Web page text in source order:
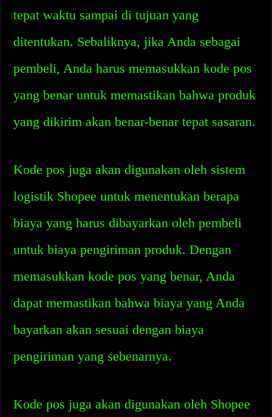
tepat waktu sampai di tujuan yang
ditentukan. Sebaliknya, jika Anda sebagai
pembeli, Anda harus memasukkan kode pos
yang benar untuk memastikan bahwa produk
yang dikirim akan benar-benar tepat sasaran.
Kode pos juga akan digunakan oleh sistem
logistik Shopee untuk menentukan berapa
biaya yang harus dibayarkan oleh pembeli
untuk biaya pengiriman produk. Dengan
memasukkan kode pos yang benar, Anda
dapat memastikan bahwa biaya yang Anda
bayarkan akan sesuai dengan biaya
pengiriman yang sebenarnya.
Kode pos juga akan digunakan oleh Shopee